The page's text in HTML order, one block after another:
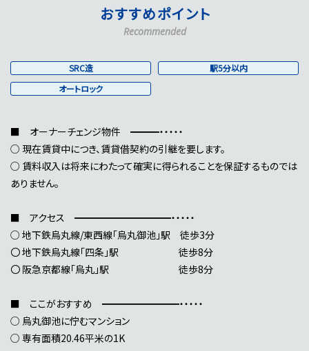
おすすめポイント
Recommended
SRC造
駅5分以内
オートロック
■ オーナーチェンジ物件 ━━━・・・・・
○ 現在賃貸中につき、賃貸借契約の引継を要します。
○ 賃料収入は将来にわたって確実に得られることを保証するものでは
ありません。
■ アクセス ━━━━━━━━━━・・・・・
○ 地下鉄烏丸線/東西線「烏丸御池」駅 徒歩3分
〇 地下鉄烏丸線「四条」駅 徒歩8分
〇 阪急京都線「烏丸」駅 徒歩8分
■ ここがおすすめ ━━━━━━━━・・・・・
○ 烏丸御池に佇むマンション
○ 専有面積20.46平米の1K